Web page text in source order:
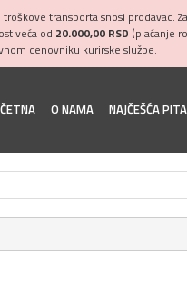
transporta snosi prodavac.
veća od 20.000,00 RSD (plaćanje
cenovniku kurirske službe.
O NAMA NAJČEŠĆA